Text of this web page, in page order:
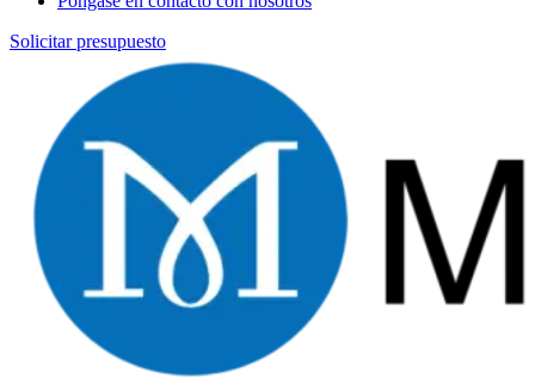
Solicitar presupuesto